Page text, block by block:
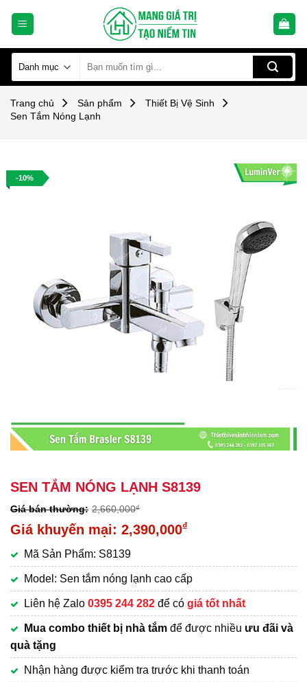
kiếm:
Trang chủ Sản phẩm
Thiết Bị Vệ Sinh
Sen Tắm Nóng Lạnh
-10%
SEN TẮM NÓNG LẠNH S8139
2,660,000₫
Giá
là:
2,660,000₫.
2,390,000₫
hiện
tại
là:
2,390,000₫.
Mã Sản Phẩm: S8139
Model: Sen tắm nóng lạnh cao cấp
Liên hệ Zalo 0395 244 282 để có giá tốt nhất
Mua combo thiết bị nhà tắm để được nhiều ưu đãi và
quà tặng
Nhận hàng được kiểm tra trước khi thanh toán